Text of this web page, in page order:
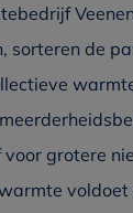
sorteren de
grotere
voldoet